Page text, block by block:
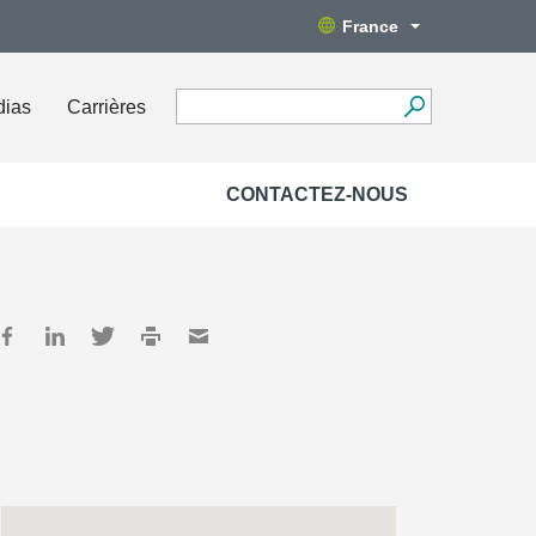
France
Carrières
CONTACTEZ-NOUS